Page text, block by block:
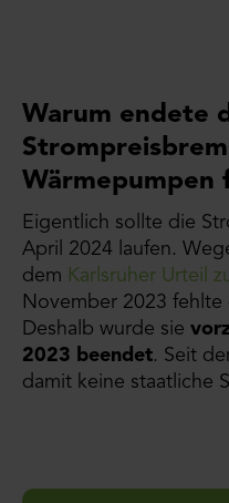
Warum endete
Wärmepumpen
Eigentlich sollte die
April 2024 laufen.
dem Karlsruher Urteil
November 2023 fehlte
Deshalb wurde sie
2023 beendet. Seit
damit keine staatliche